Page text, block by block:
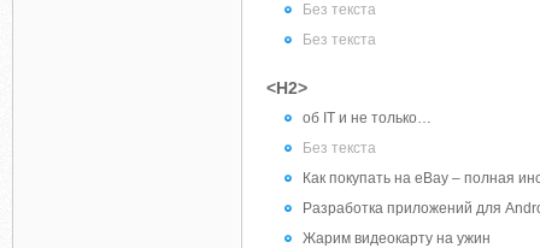
Без текста
Без текста
<H2>
об IT и не только…
Без текста
Как покупать на eBay – полная
Разработка приложений для
Жарим видеокарту на ужин